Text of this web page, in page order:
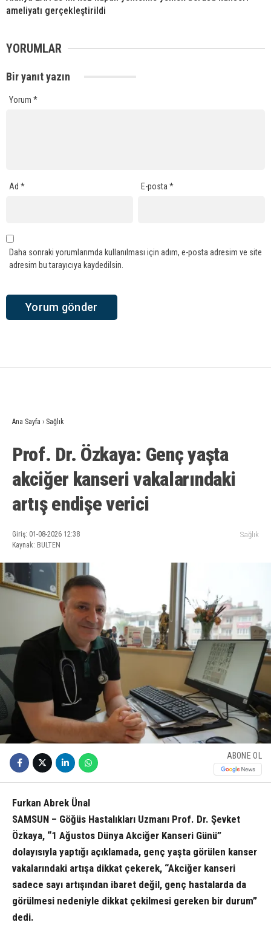
ameliyatı gerçekleştirildi
YORUMLAR
Bir yanıt yazın
Yorum *
Ad * E-posta*
Daha sonraki yorumlarımda kullanılması için adım, e-posta adresim ve site
adresim bu tarayıcıya kaydedilsin.
Ana Sayfa › Sağlık
Prof. Dr. Özkaya: Genç yaşta
akciğer kanseri vakalarındaki
artış endişe verici
Giriş: 01-08-2026 12:38
Kaynak: BULTEN
Sağlık
ABONE OL
Furkan Abrek Ünal
SAMSUN – Göğüs Hastalıkları Uzmanı Prof. Dr. Şevket
Özkaya, “1 Ağustos Dünya Akciğer Kanseri Günü”
dolayısıyla yaptığı açıklamada, genç yaşta görülen kanser
vakalarındaki artışa dikkat çekerek, “Akciğer kanseri
sadece sayı artışından ibaret değil, genç hastalarda da
görülmesi nedeniyle dikkat çekilmesi gereken bir durum”
dedi.